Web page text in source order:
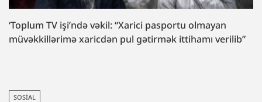
‘Toplum TV işi’ndə vəkil: “Xarici pasportu olmayan
müvəkkillərimə xaricdən pul gətirmək ittihamı verilib”
SOSIAL